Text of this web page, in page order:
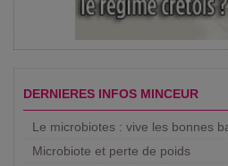
DERNIERES INFOS MINCEUR
Le microbiotes : vive les bonnes
Microbiote et perte de poids